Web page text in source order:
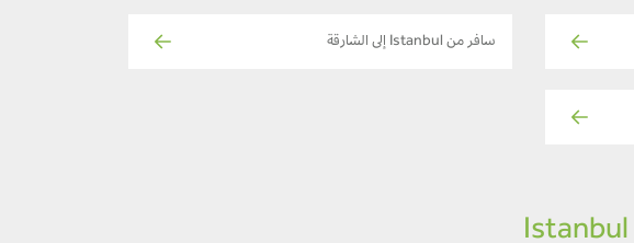
سافر من Istanbul إلى الشارقة